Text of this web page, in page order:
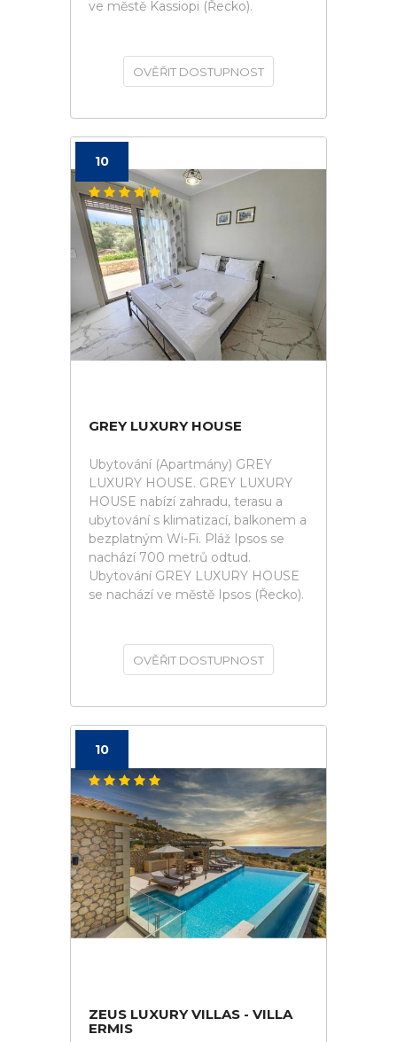
ve městě Kassiopi (Řecko).
OVĚŘIT DOSTUPNOST
10
GREY LUXURY HOUSE
Ubytování (Apartmány) GREY
LUXURY HOUSE. GREY LUXURY
HOUSE nabízí zahradu, terasu a
ubytování s klimatizací, balkonem a
bezplatným Wi-Fi. Pláž Ipsos se
nachází 700 metrů odtud.
Ubytování GREY LUXURY HOUSE
se nachází ve městě Ipsos (Řecko).
OVĚŘIT DOSTUPNOST
10
ZEUS LUXURY VILLAS - VILLA
ERMIS